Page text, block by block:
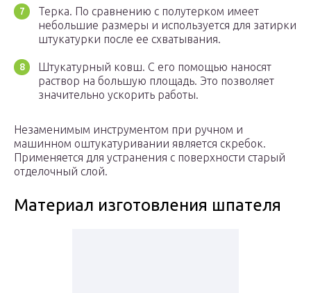
Терка. По сравнению с полутерком имеет
небольшие размеры и используется для затирки
штукатурки после ее схватывания.
Штукатурный ковш. С его помощью наносят
раствор на большую площадь. Это позволяет
значительно ускорить работы.
Незаменимым инструментом при ручном и
машинном оштукатуривании является скребок.
Применяется для устранения с поверхности старый
отделочный слой.
Материал изготовления шпателя